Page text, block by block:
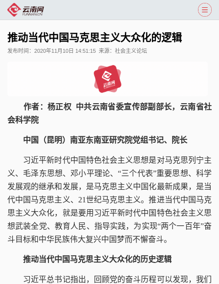
推动当代中国马克思主义大众化的逻辑
发布时间： 2020年11月10日 14:51:15 来源： 社会主义论坛
作者：杨正权 中共云南省委宣传部副部长，云南省社
会科学院
中国（昆明）南亚东南亚研究院党组书记、院长
习近平新时代中国特色社会主义思想是对马克思列宁主
义、毛泽东思想、邓小平理论、“三个代表”重要思想、科学
发展观的继承和发展，是马克思主义中国化最新成果，是当
代中国马克思主义、21世纪马克思主义。推进当代中国马克
思主义大众化，就是要用习近平新时代中国特色社会主义思
想武装全党、教育人民、指导实践，为实现“两个一百年”奋
斗目标和中华民族伟大复兴中国梦而不懈奋斗。
推动当代中国马克思主义大众化的历史逻辑
习近平总书记指出，回顾党的奋斗历程可以发现，我们